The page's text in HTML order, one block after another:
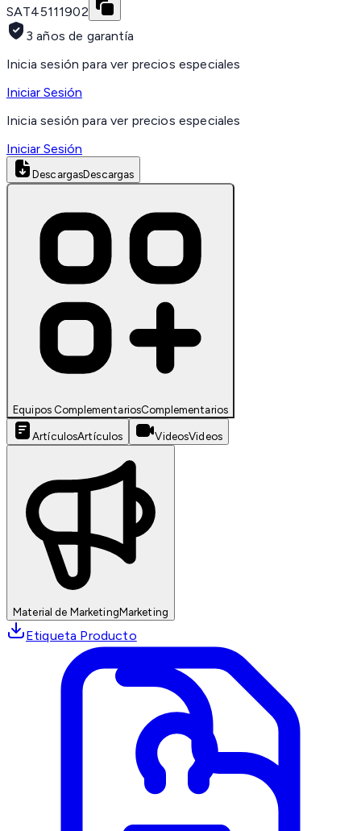
SAT45111902
3 años de garantía
Inicia sesión para ver precios especiales
Iniciar Sesión
Inicia sesión para ver precios especiales
Iniciar Sesión
DescargasDescargas
Equipos ComplementariosComplementarios
ArtículosArtículos VideosVideos
Material de MarketingMarketing
Etiqueta Producto